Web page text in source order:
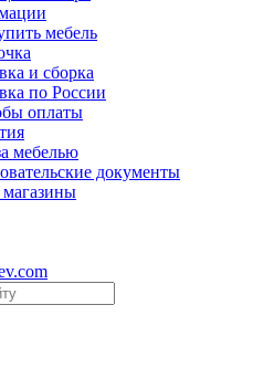
мебель
и сборка
по России
оплаты
мебелью
документы